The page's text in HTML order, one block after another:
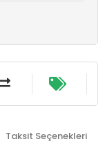
Taksit Seçenekleri